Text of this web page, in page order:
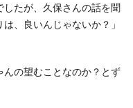
たが、久保さんの話を聞
、良いんじゃないか？」
の望むことなのか？とず